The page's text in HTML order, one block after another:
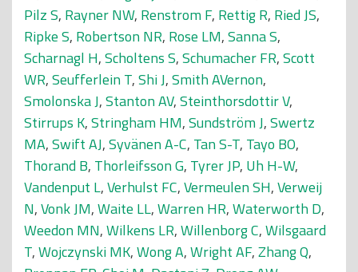
Pilz S, Rayner NW, Renstrom F, Rettig R, Ried JS,
Ripke S, Robertson NR, Rose LM,Sanna S,
Scharnagl H,Scholtens S,Schumacher FR,Scott
WR,Seufferlein T,Shi J,Smith AVernon,
Smolonska J,Stanton AV,Steinthorsdottir V,
Stirrups K,Stringham HM,Sundström J,Swertz
MA,Swift AJ,Syvänen A-C, Tan S-T, Tayo BO,
Thorand B, Thorleifsson G, Tyrer JP, Uh H-W,
Vandenput L,Verhulst FC,Vermeulen SH,Verweij
N,Vonk JM,Waite LL,Warren HR,Waterworth D,
Weedon MN,Wilkens LR,Willenborg C,Wilsgaard
T,Wojczynski MK,Wong A,Wright AF,Zhang Q,